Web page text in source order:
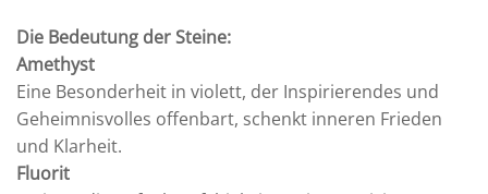
Die Bedeutung der Steine:
Amethyst
Eine Besonderheit in violett, der Inspirierendes und
Geheimnisvolles offenbart, schenkt inneren Frieden
und Klarheit.
Fluorit